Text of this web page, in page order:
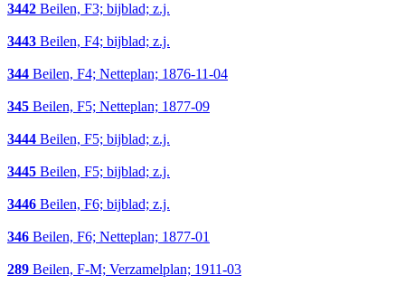
3442 Beilen, F3; bijblad; z.j.
3443 Beilen, F4; bijblad; z.j.
344 Beilen, F4; Netteplan; 1876-11-04
345 Beilen, F5; Netteplan; 1877-09
3444 Beilen, F5; bijblad; z.j.
3445 Beilen, F5; bijblad; z.j.
3446 Beilen, F6; bijblad; z.j.
346 Beilen, F6; Netteplan; 1877-01
289 Beilen, F-M; Verzamelplan; 1911-03